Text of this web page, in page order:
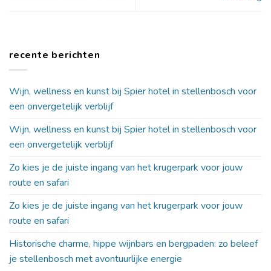
recente berichten
Wijn, wellness en kunst bij Spier hotel in stellenbosch voor
een onvergetelijk verblijf
Wijn, wellness en kunst bij Spier hotel in stellenbosch voor
een onvergetelijk verblijf
Zo kies je de juiste ingang van het krugerpark voor jouw
route en safari
Zo kies je de juiste ingang van het krugerpark voor jouw
route en safari
Historische charme, hippe wijnbars en bergpaden: zo beleef
je stellenbosch met avontuurlijke energie